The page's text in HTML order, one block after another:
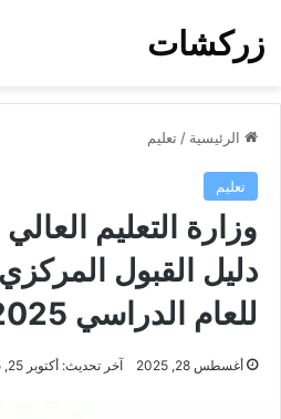
زركشات
الرئيسية / تعليم
تعليم
وزارة التعليم
دليل القبول
للعام الدراسي 2025 2026
أغسطس 28, 2025 آخر تحديث: أكتوبر 25, 2025